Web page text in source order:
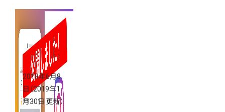
2018年6月8
日 （2019年1
月30日 更新）